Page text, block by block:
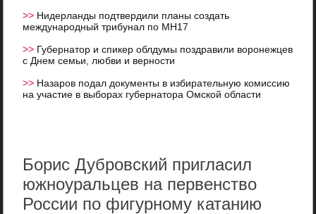
>> Нидерланды подтвердили планы создать
международный трибунал по MH17
>> Губернатор и спикер облдумы поздравили воронежцев
с Днем семьи, любви и верности
>> Назаров подал документы в избирательную комиссию
на участие в выборах губернатора Омской области
Борис Дубровский пригласил
южноуральцев на первенство
России по фигурному катанию